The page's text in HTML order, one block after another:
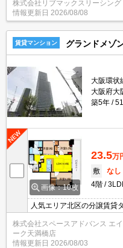
掲載されている物件は全て
株式会社リブマックスリーシング
情報更新日 2026/08/08
賃貸マンション グランドメゾン
大阪環状
大阪府大
築5年
画像：10枚
23.5万
敷
なし
4階
人気エリア北区の分譲賃貸
はエイブルネットワーク天
８！！
株式会社スペースアドバンス エ
ーク天満橋店
情報更新日 2026/08/03